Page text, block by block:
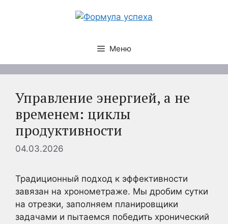
Меню
Управление энергией, а не
временем: циклы
продуктивности
04.03.2026
Традиционный подход к эффективности
завязан на хронометраже. Мы дробим сутки
на отрезки, заполняем планировщики
задачами и пытаемся победить хронический